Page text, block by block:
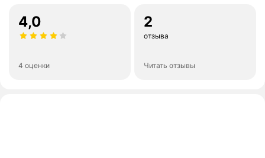
4,0
4 оценки
2
отзыва
Читать отзывы